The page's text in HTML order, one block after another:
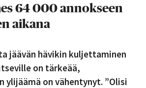
64 000 annokseen
aikana
jäävän hävikin kuljettaminen
on tärkeää,
ylijäämä on vähentynyt. ”Olisi